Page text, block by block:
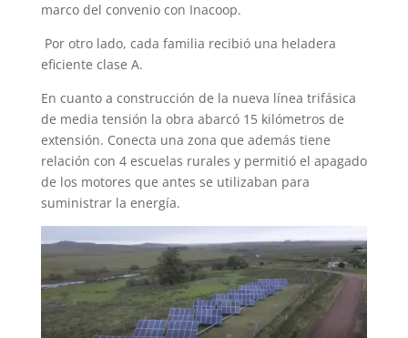
marco del convenio con Inacoop.
Por otro lado, cada familia recibió una heladera
eficiente clase A.
En cuanto a construcción de la nueva línea trifásica
de media tensión la obra abarcó 15 kilómetros de
extensión. Conecta una zona que además tiene
relación con 4 escuelas rurales y permitió el apagado
de los motores que antes se utilizaban para
suministrar la energía.